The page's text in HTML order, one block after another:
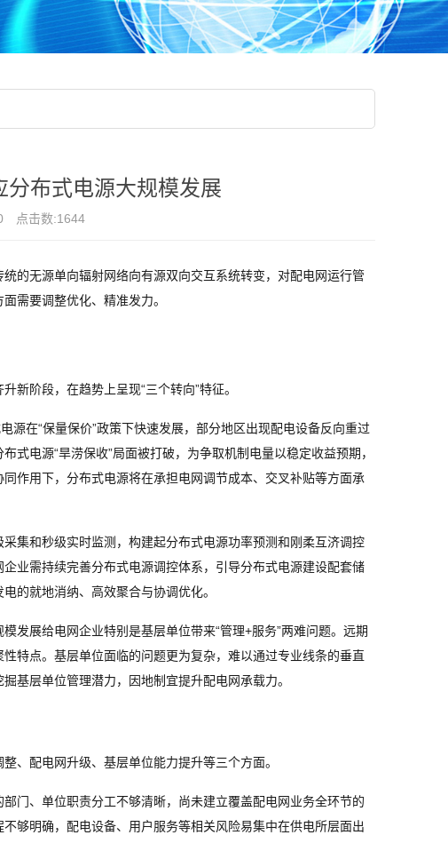
布式电源大规模发展
点击数:1644
的无源单向辐射网络向有源双向交互系统转变，对配电网运行管
需要调整优化、精准发力。
新阶段，在趋势上呈现“三个转向”特征。
源在“保量保价”政策下快速发展，部分地区出现配电设备反向重过
电源“旱涝保收”局面被打破，为争取机制电量以稳定收益预期，
作用下，分布式电源将在承担电网调节成本、交叉补贴等方面承
集和秒级实时监测，构建起分布式电源功率预测和刚柔互济调控
业需持续完善分布式电源调控体系，引导分布式电源建设配套储
的就地消纳、高效聚合与协调优化。
发展给电网企业特别是基层单位带来“管理+服务”两难问题。远期
特点。基层单位面临的问题更为复杂，难以通过专业线条的垂直
基层单位管理潜力，因地制宜提升配电网承载力。
、配电网升级、基层单位能力提升等三个方面。
门、单位职责分工不够清晰，尚未建立覆盖配电网业务全环节的
够明确，配电设备、用户服务等相关风险易集中在供电所层面出